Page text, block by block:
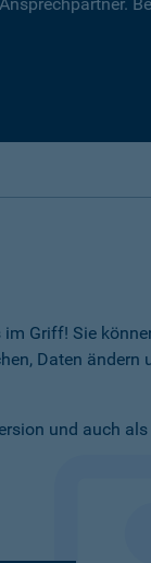
Griff! Sie
Daten ändern
und auch